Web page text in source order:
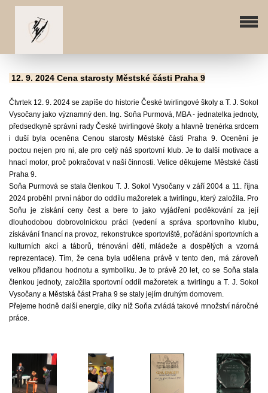
12. 9. 2024 Cena starosty Městské části Praha 9
Čtvrtek 12. 9. 2024 se zapíše do historie České twirlingové školy a T. J. Sokol
Vysočany jako významný den. Ing. Soňa Purmová, MBA - jednatelka jednoty,
předsedkyně správní rady České twirlingové školy a hlavně trenérka srdcem
i duší byla oceněna Cenou starosty Městské části Praha 9. Ocenění je
poctou nejen pro ni, ale pro celý náš sportovní klub. Je to další motivace a
hnací motor, proč pokračovat v naší činnosti. Velice děkujeme Městské části
Praha 9.
Soňa Purmová se stala členkou T. J. Sokol Vysočany v září 2004 a 11. října
2024 proběhl první nábor do oddílu mažoretek a twirlingu, který založila. Pro
Soňu je získání ceny česta bere to jako vyjádření poděkování za její
dlouhodobou dobrovolnickou práci (vedení a správa sportovního klubu,
získávání financí na provoz, rekonstrukce sportoviště, pořádání sportovních a
kulturních akcí a táborů, trénování dětí, mládeže a dospělých a vzorná
reprezentace). Tím, že cena byla udělena právě v tento den, má zároveň
velkou přidanou hodnotu a symboliku. Je to právě 20 let, co se Soňa stala
členkou jednoty, založila sportovní oddíl mažoretek a twirlingu a T. J. Sokol
Vysočany a Městská část Praha 9 se staly jejím druhým domovem.
Přejeme hodně další energie, díky níž Soňa zvládá takové množství náročné
práce.